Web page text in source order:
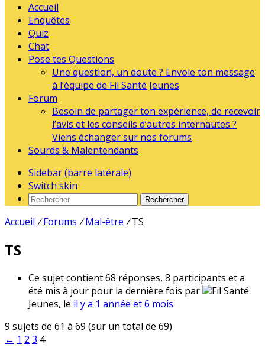
Accueil
Enquêtes
Quiz
Chat
Pose tes Questions
Une question, un doute ? Envoie ton message
à l’équipe de Fil Santé Jeunes
Forum
Besoin de partager ton expérience, de recevoir
l’avis et les conseils d’autres internautes ?
Viens échanger sur nos forums
Sourds & Malentendants
Sidebar (barre latérale)
Switch skin
Rechercher
Accueil / Forums / Mal-être / TS
TS
Ce sujet contient 68 réponses, 8 participants et a
été mis à jour pour la dernière fois par
Fil Santé
Jeunes, le il y a 1 année et 6 mois.
9 sujets de 61 à 69 (sur un total de 69)
← 1 2 3 4